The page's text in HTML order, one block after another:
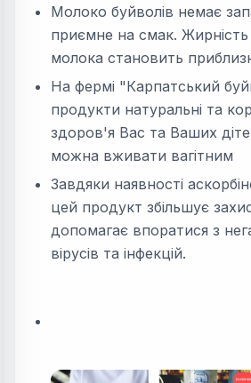
Молоко буйволів немає
приємне на смак.
молока становить
На фермі "Карпатський
продукти натуральні та
здоров'я Вас та Ваших
можна вживати вагітним
Завдяки наявності
цей продукт збільшує
допомагає впоратися з
вірусів та інфекцій.